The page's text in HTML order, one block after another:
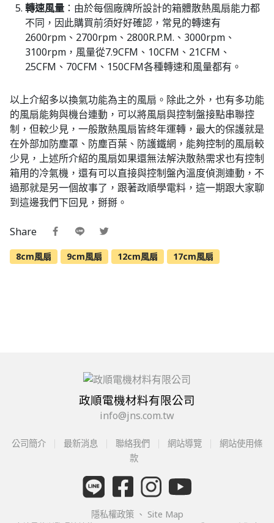
轉速風量 ：由於每個廠牌所設計的箱體散熱風扇能力都
不同，因此購買前須好好確認，常見的轉速有
2600rpm、2700rpm、2800R.P.M.、3000rpm、
3100rpm，風量從7.9CFM、10CFM、21CFM、
25CFM、70CFM、150CFM各種轉速和風量都有。
以上介紹多以換氣功能為主的風扇。除此之外，也有多功能
的風扇能夠與機台連動，可以將風扇與控制盤接點串聯控
制，但較少見，一般散熱風扇皆終年運轉，最大的保護就是
在外部加防塵罩、防塵百葉、防護鐵網，能夠控制的風扇較
少見，上述所介紹的風扇如果還無法解決散熱需求也有控制
箱用的冷氣機，還有可以直接與控制盤內溫度偵測連動，不
過那就是另一個故事了，跟著政順學電料，這一期跟大家聊
到這邊我們下回見，掰掰。
Share
8cm風扇 9cm風扇 12cm風扇 17cm風扇
政順電機材料有限公司
info@jns.com.tw
公司簡介 最新消息 聯絡我們 網站導覽
網站使用條
款
隱私權政策 、 Site Map